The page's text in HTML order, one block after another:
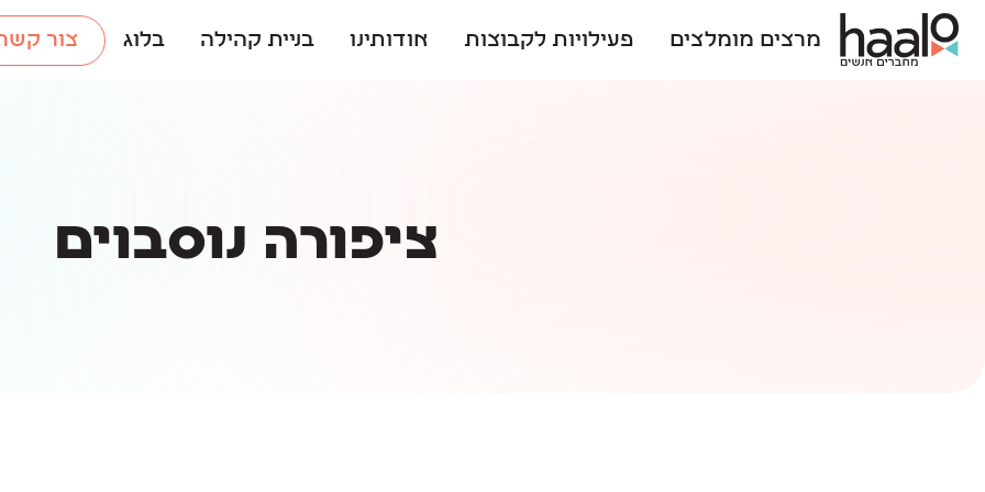
מרצים מומלצים פעילויות לקבוצות אודותינו בניית קהילה בלוג צור
ציפורה נוסבוים